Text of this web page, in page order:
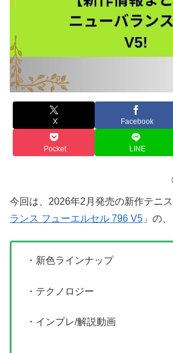
X Facebook
Pocket LINE
今回は、2026年2月発売の新作テニス
ランス フューエルセル 796 V5 」の、
・新色ラインナップ
・テクノロジー
・インプレ/解説動画